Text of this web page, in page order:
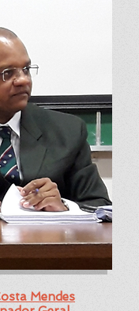
Mendes